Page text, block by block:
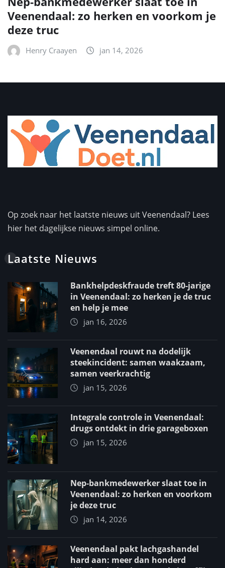
Veenendaal: zo herken en voorkom je
deze truc
Henry Craayen jan 14, 2026
Op zoek naar het laatste nieuws uit Veenendaal? Lees
hier het dagelijkse nieuws simpel online.
Laatste Nieuws
Bankhelpdeskfraude treft 80-jarige
in Veenendaal: zo herken je de truc
en help je mee
jan 16, 2026
Veenendaal rouwt na dodelijk
steekincident: samen waakzaam,
samen veerkrachtig
jan 15, 2026
Integrale controle in Veenendaal:
drugs ontdekt in drie garageboxen
jan 15, 2026
Nep-bankmedewerker slaat toe in
Veenendaal: zo herken en voorkom
je deze truc
jan 14, 2026
Veenendaal pakt lachgashandel
hard aan: meer dan honderd